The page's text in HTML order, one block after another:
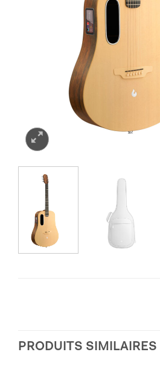
PRODUITS SIMILAIRES